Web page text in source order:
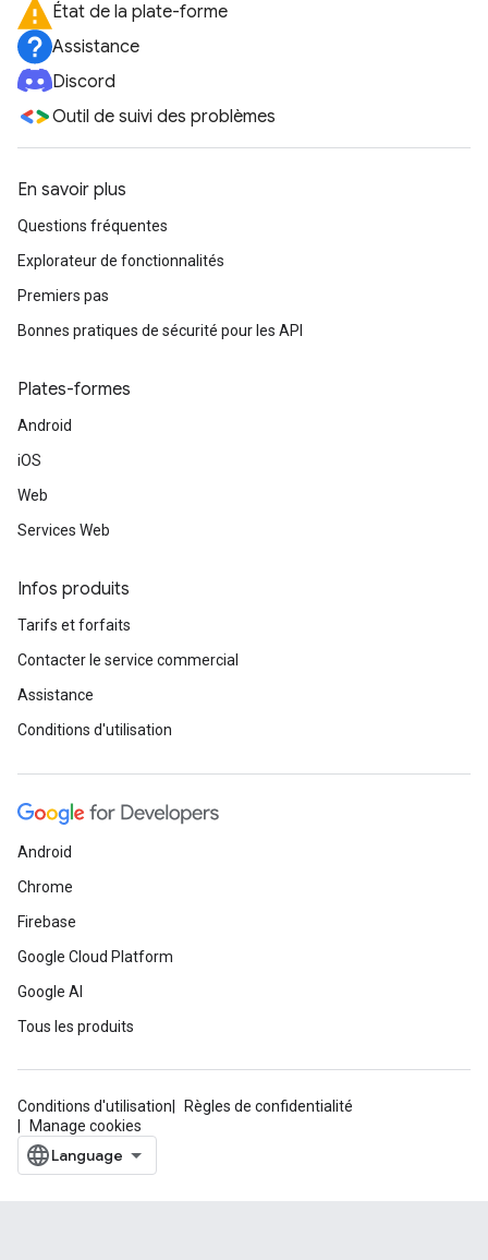
État de la plate-forme
Assistance
Discord
Outil de suivi des problèmes
En savoir plus
Questions fréquentes
Explorateur de fonctionnalités
Premiers pas
Bonnes pratiques de sécurité pour les API
Plates-formes
Android
iOS
Web
Services Web
Infos produits
Tarifs et forfaits
Contacter le service commercial
Assistance
Conditions d'utilisation
Android
Chrome
Firebase
Google Cloud Platform
Google AI
Tous les produits
Conditions d'utilisation
Règles de confidentialité
Manage cookies